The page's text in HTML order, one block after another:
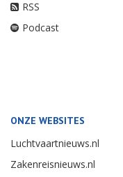
RSS
Podcast
ONZE WEBSITES
Luchtvaartnieuws.nl
Zakenreisnieuws.nl